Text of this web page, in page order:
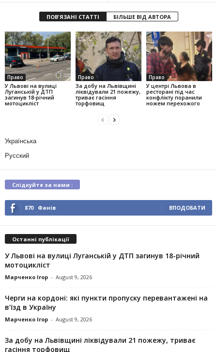
ПОВ'ЯЗАНІ СТАТТІ БІЛЬШЕ ВІД АВТОРА
Право
У Львові на вулиці
Луганській у ДТП
загинув 18-річний
мотоцикліст
Право
За добу на Львівщині
ліквідували 21 пожежу,
триває гасіння
торфовищ
Право
У центрі Львова в
ресторані під час
конфлікту поранили
ножем перехожого
Українська
Русский
Слідкуйте за нами :
870 Фанів ВПОДОБАТИ
Останні публікації
У Львові на вулиці Луганській у ДТП загинув 18-річний
мотоцикліст
Марченко Ігор - August 9, 2026
Черги на кордоні: які пункти пропуску перевантажені на
в’їзд в Україну
Марченко Ігор - August 9, 2026
За добу на Львівщині ліквідували 21 пожежу, триває
гасіння торфовищ